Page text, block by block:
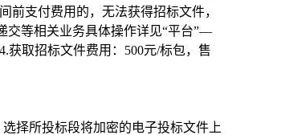
前支付费用的，无法获得招标文件，
交等相关业务具体操作详见“平台”—
取招标文件费用：500元/标包，售
择所投标段将加密的电子投标文件上